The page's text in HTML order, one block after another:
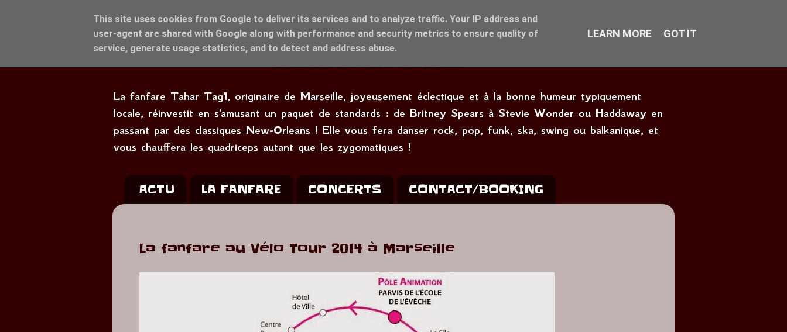
La fanfare Tahar Tag'l, originaire de Marseille, joyeusement éclectique et à la bonne humeur typiquement
locale, réinvestit en s'amusant un paquet de standards : de Britney Spears à Stevie Wonder ou Haddaway en
passant par des classiques New-Orleans ! Elle vous fera danser rock, pop, funk, ska, swing ou balkanique, et
vous chauffera les quadriceps autant que les zygomatiques !
ACTU LA FANFARE CONCERTS CONTACT/BOOKING
La fanfare au Vélo Tour 2014 à Marseille
This site uses cookies from Google to deliver its services and to analyze traffic. Your IP address and
user-agent are shared with Google along with performance and security metrics to ensure quality of
service, generate usage statistics, and to detect and address abuse.
LEARN MORE GOT IT